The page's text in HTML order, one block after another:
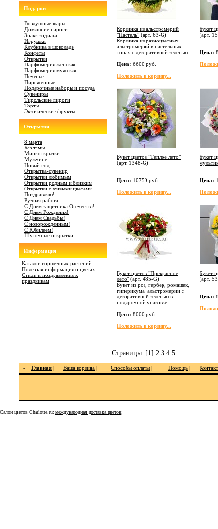
Подарки
Воздушные шары
Домашние пироги
Знаки зодиака
Игрушки
Клубника в шоколаде
Конфеты
Открытки
Парфюмерия женская
Парфюмерия мужская
Печенье
Пироженные
Подарочные наборы и посуда
Сувениры
Тирольские пироги
Торты
Экзотические фрукты
Открытки
8 марта
Без темы
Миниоткрытки
Мужчине
Новый год
Открытка-сувенир
Открытки любимым
Открытки родным и близким
Открытки с живыми цветами
Поздравляю!
Ручная работа
С Днем защитника Отечества!
С Днем Рождения!
С Днем Свадьбы!
С новорожденным!
С Юбилеем!
Шуточные открытки
Информация
Каталог горшечных растений
Полезная информация о цветах
Стихи и поздравления к
праздникам
Корзинка из альстромерий
"Пастель" (арт. 63-G)
Корзинка из разноцветных
альстромерий в пастельных
тонах с декоративной зеленью.
Цена: 6600 руб.
Положить в корзину...
Букет
(арт.
Цена:
Букет цветов "Теплое лето"
(арт. 1348-G)
Цена: 10750 руб.
Положить в корзину...
Букет
Цена:
Букет цветов "Прекрасное
лето" (арт. 485-G)
Букет из роз, гербер, ромашек,
гиперикума, альстромерии с
декоративной зеленью в
подарочной упаковке.
Цена: 8000 руб.
Положить в корзину...
Букет
(арт.
Цена:
Страницы: [1] 2 3 4 5
» Главная | Ваша корзина | Способы оплаты | Помощь |
Салон цветов Charlotte.ru: международная доставка цветов;